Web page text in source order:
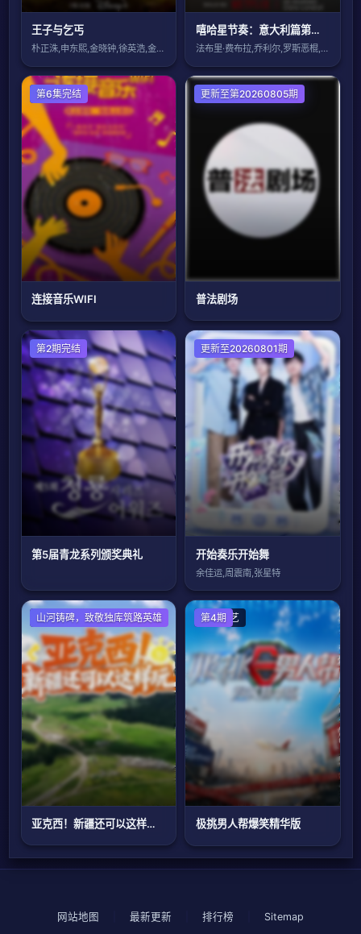
王子与乞丐
朴正洙,申东熙,金晓钟,徐英浩,金曜汉,
嘻哈星节奏：意大利篇第三季
法布里·费布拉,乔利尔,罗斯恶棍,盖埃
大陆综艺
第6集完结
连接音乐WIFI
大陆综艺
更新至第20260805期
普法剧场
日韩综艺
第2期完结
第5届青龙系列颁奖典礼
更新至20260801期
开始奏乐开始舞
余佳运,周震南,张星特
大陆综艺
山河铸碑，致敬独库筑路英雄
亚克西！新疆还可以这样玩！
大陆综艺
第4期
极挑男人帮爆笑精华版
网站地图 最新更新 排行榜 Sitemap